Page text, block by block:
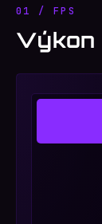
01 / FPS
Výkon